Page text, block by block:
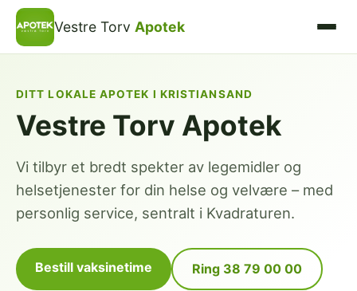
Vestre Torv Apotek
DITT LOKALE APOTEK I KRISTIANSAND
Vestre Torv Apotek
Vi tilbyr et bredt spekter av legemidler og
helsetjenester for din helse og velvære – med
personlig service, sentralt i Kvadraturen.
Bestill vaksinetime Ring 38 79 00 00